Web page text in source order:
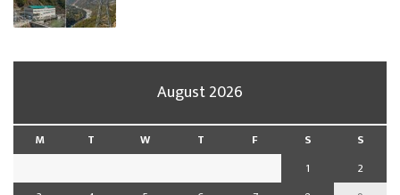
August 2026
M T W T F S
S
1
2